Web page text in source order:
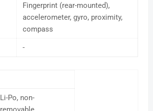
Fingerprint (rear-mounted),
accelerometer, gyro, proximity,
compass
-
Li-Po, non-